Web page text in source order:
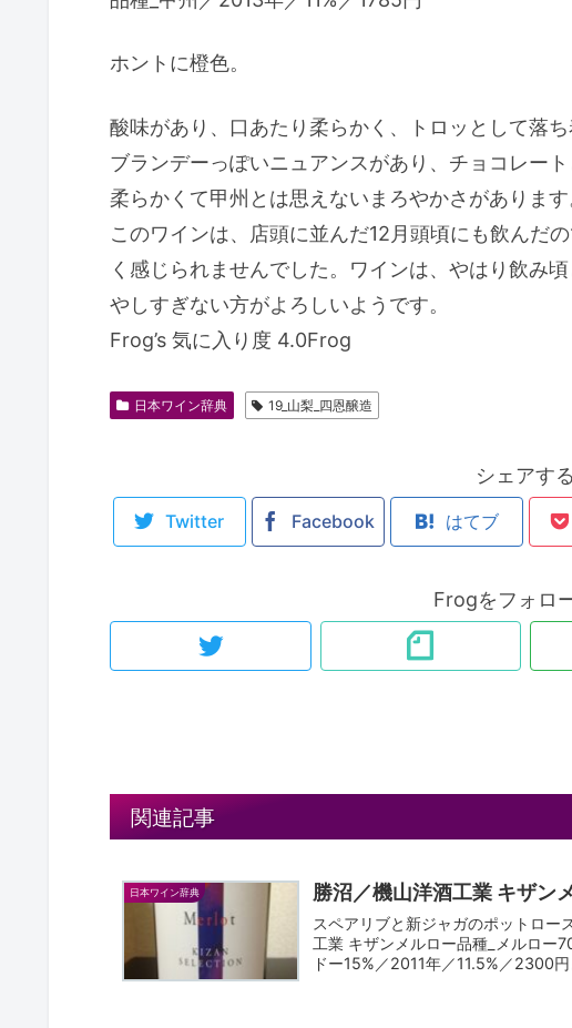
ホントに橙色。
酸味があり、口あたり柔らかく、トロッとして落ち
ブランデーっぽいニュアンスがあり、チョコレー
柔らかくて甲州とは思えないまろやかさがありま
このワインは、店頭に並んだ12月頭頃にも飲んだ
く感じられませんでした。ワインは、やはり飲み
やしすぎない方がよろしいようです。
Frog’s 気に入り度 4.0Frog
日本ワイン辞典 19_山梨_四恩醸造
シェアする
Twitter Facebook はてブ
Frogをフォロ
関連記事
日本ワイン辞典 勝沼／機山洋酒工業 キザン
スペアリブと新ジャガのポットロ
工業 キザンメルロー品種_メルロー
ドー15%／2011年／11.5%／2300